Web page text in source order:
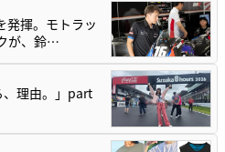
発揮。モトラッ
が、鈴…
、理由。」part